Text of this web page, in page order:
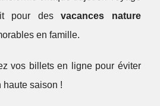
pour desvacances nature
en famille.
vos billets en ligne pour éviter
haute saison !